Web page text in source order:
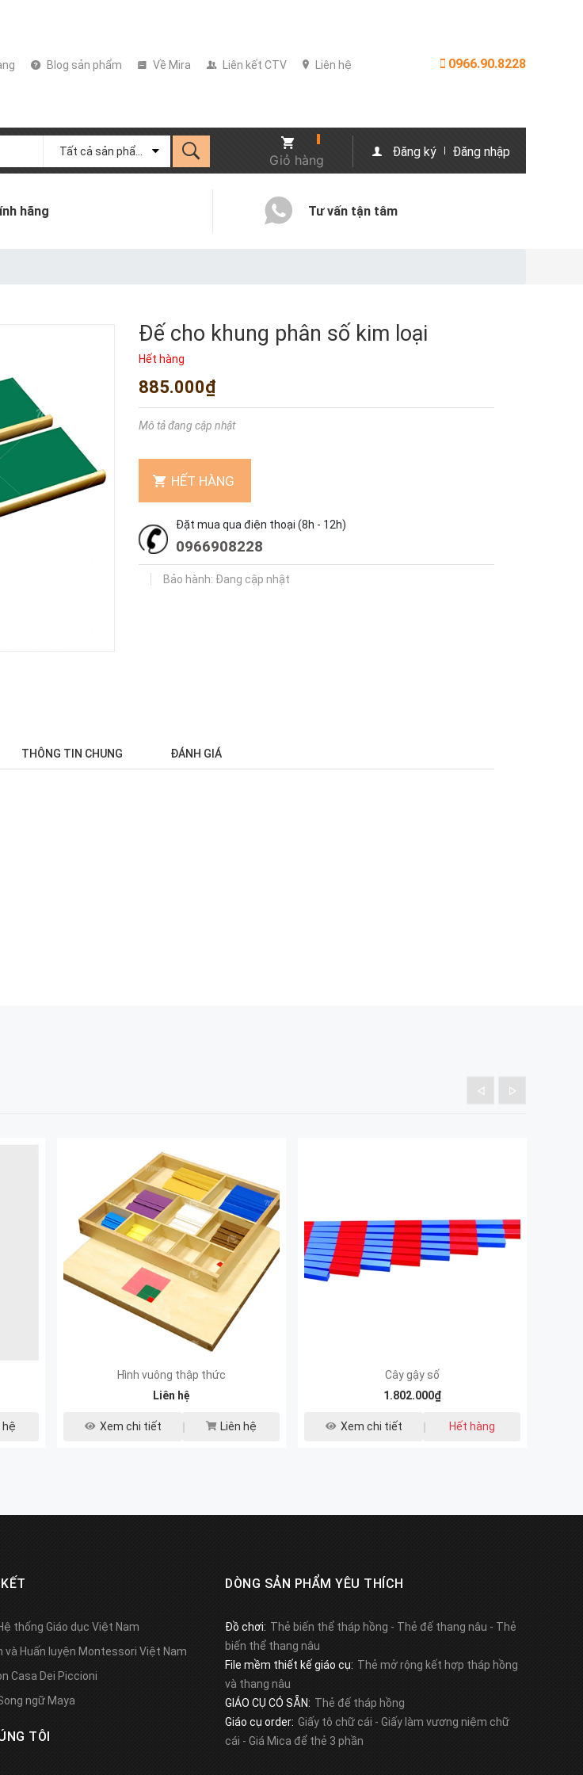
Blog sản phẩm Về Mira Liên kết CTV Liên hệ 0966.90.8228
Giỏ hàng
Đăng ký Đăng nhập
hãng Tư vấn tận tâm
Đế cho khung phân số kim loại
Hết hàng
885.000₫
Mô tả đang cập nhật
HẾT HÀNG
Đặt mua qua điện thoại (8h - 12h)
0966908228
Bảo hành: Đang cập nhật
THÔNG TIN CHUNG ĐÁNH GIÁ
hệ
Hình vuông thập thức
Liên hệ
Xem chi tiết Liên hệ
Cây gậy số
1.802.000₫
Xem chi tiết Hết hàng
thống Giáo dục Việt Nam
và Huấn luyện Montessori Việt Nam
Casa Dei Piccioni
ngữ Maya
TÔI
DÒNG SẢN PHẨM YÊU THÍCH
Đồ chơi: Thẻ biến thể tháp hồng - Thẻ đế thang nâu - Thẻ
biến thể thang nâu
File mềm thiết kế giáo cụ: Thẻ mở rộng kết hợp tháp hồng
và thang nâu
GIÁO CỤ CÓ SẴN: Thẻ đế tháp hồng
Giáo cụ order: Giấy tô chữ cái - Giấy làm vương niệm chữ
cái - Giá Mica để thẻ 3 phần